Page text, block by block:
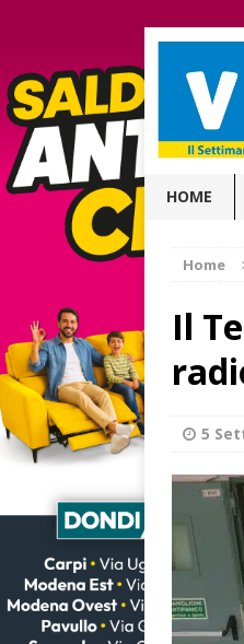
HOME
Home
Il
5